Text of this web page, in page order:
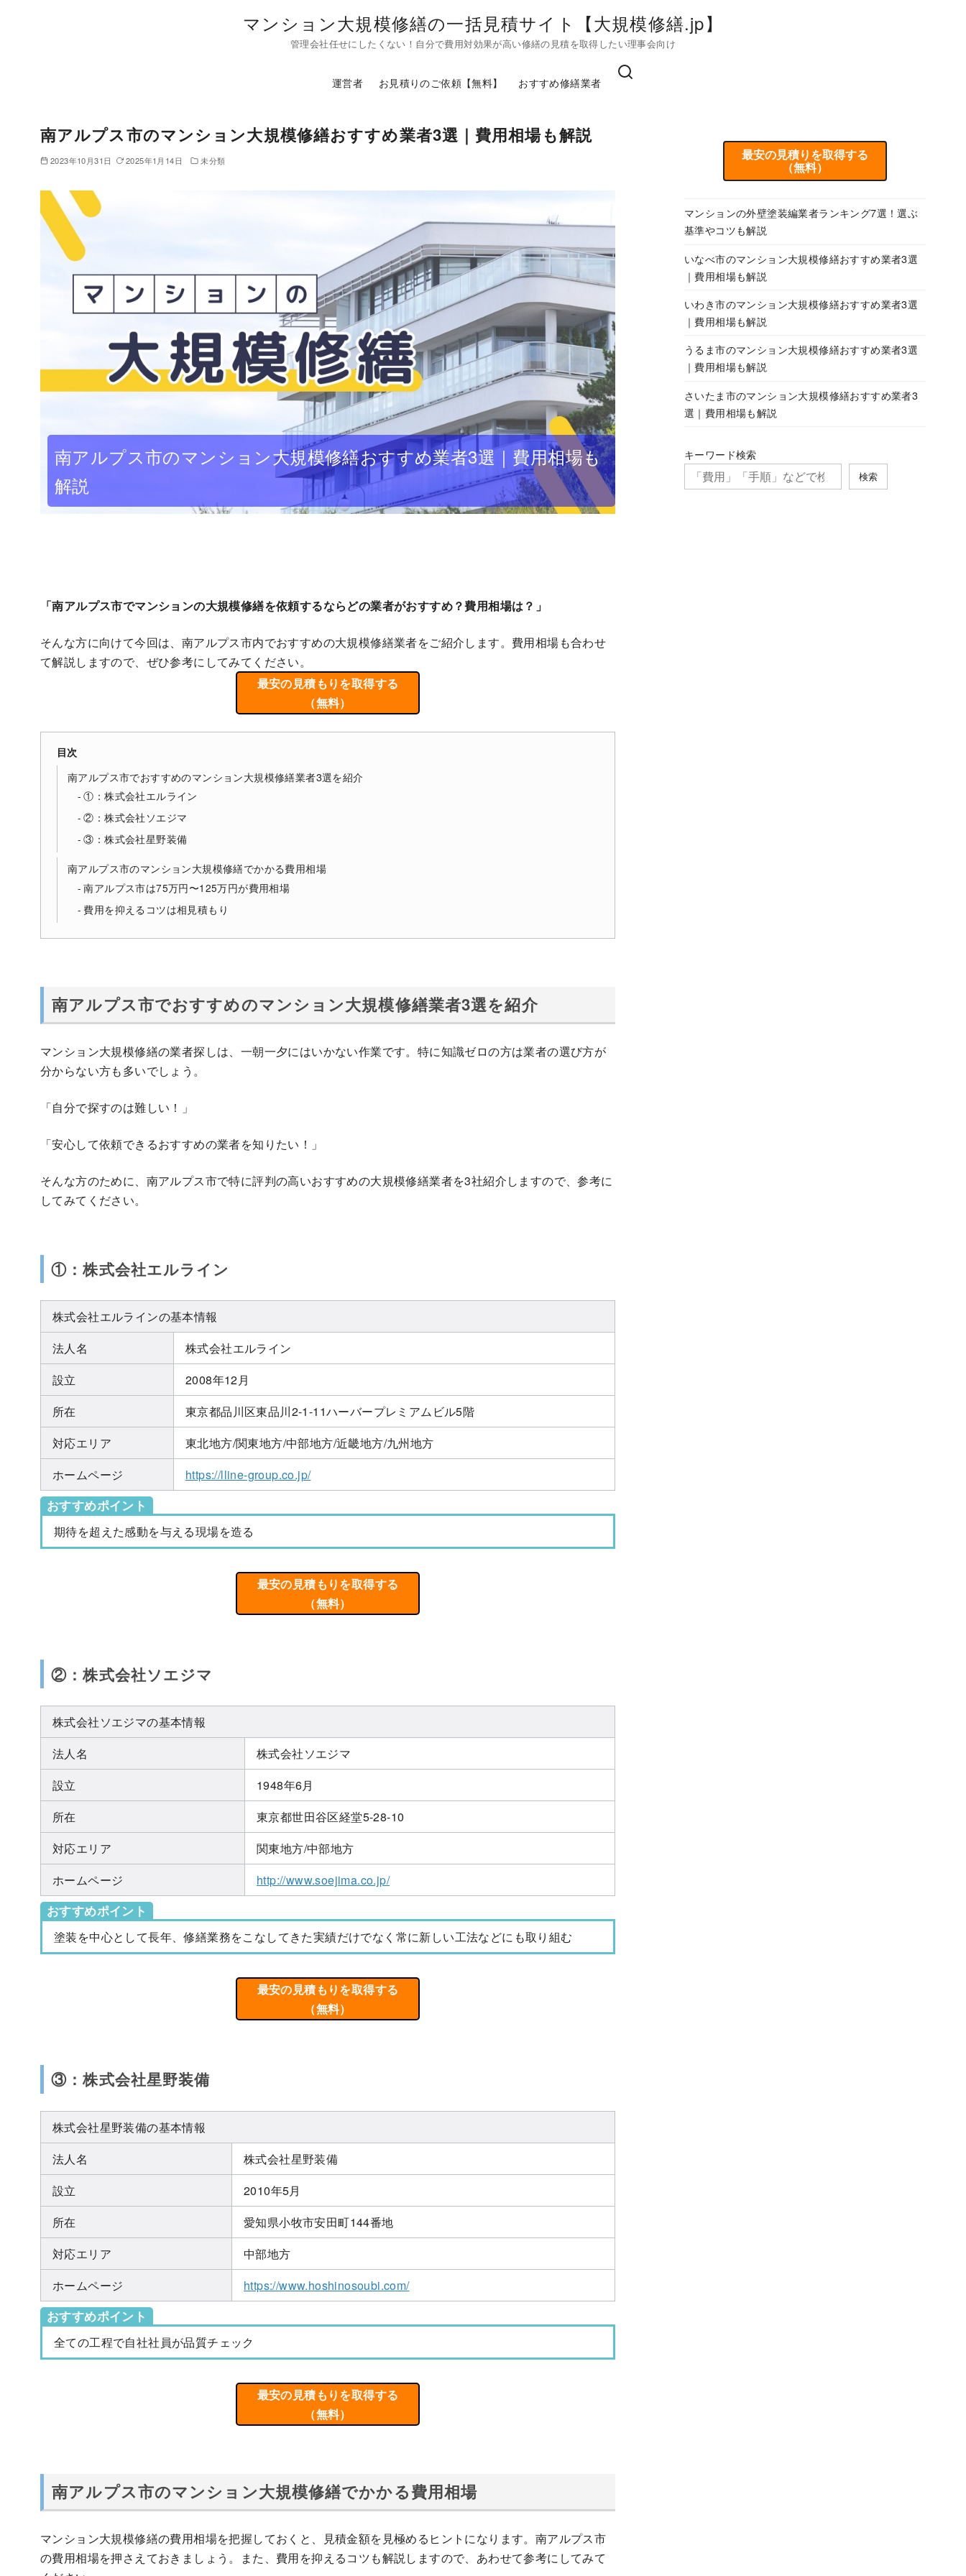
マンション大規模修繕の一括見積サイト【大規模修繕.jp】
管理会社任せにしたくない！自分で費用対効果が高い修繕の見積を取得したい理事会向け
運営者 お見積りのご依頼【無料】 おすすめ修繕業者
南アルプス市のマンション大規模修繕おすすめ業者3選｜費用相場も解説
2023年10月31日 2025年1月14日 未分類
南アルプス市のマンション大規模修繕おすすめ業者3選｜費用相場も
解説
「南アルプス市でマンションの大規模修繕を依頼するならどの業者がおすすめ？費用相場は？」
そんな方に向けて今回は、南アルプス市内でおすすめの大規模修繕業者をご紹介します。費用相場も合わせ
て解説しますので、ぜひ参考にしてみてください。
最安の見積もりを取得する
（無料）
目次
南アルプス市でおすすめのマンション大規模修繕業者3選を紹介
①：株式会社エルライン
②：株式会社ソエジマ
③：株式会社星野装備
南アルプス市のマンション大規模修繕でかかる費用相場
南アルプス市は75万円〜125万円が費用相場
費用を抑えるコツは相見積もり
南アルプス市でおすすめのマンション大規模修繕業者3選を紹介
マンション大規模修繕の業者探しは、一朝一夕にはいかない作業です。特に知識ゼロの方は業者の選び方が
分からない方も多いでしょう。
「自分で探すのは難しい！」
「安心して依頼できるおすすめの業者を知りたい！」
そんな方のために、南アルプス市で特に評判の高いおすすめの大規模修繕業者を3社紹介しますので、参考に
してみてください。
①：株式会社エルライン
株式会社エルラインの基本情報
法人名
株式会社エルライン
設立
2008年12月
所在
東京都品川区東品川2-1-11ハーバープレミアムビル5階
対応エリア
東北地方/関東地方/中部地方/近畿地方/九州地方
ホームページ
https://lline-group.co.jp/
おすすめポイント
期待を超えた感動を与える現場を造る
最安の見積もりを取得する
（無料）
②：株式会社ソエジマ
株式会社ソエジマの基本情報
法人名
株式会社ソエジマ
設立
1948年6月
所在
東京都世田谷区経堂5-28-10
対応エリア
関東地方/中部地方
ホームページ
http://www.soejima.co.jp/
おすすめポイント
塗装を中心として長年、修繕業務をこなしてきた実績だけでなく常に新しい工法などにも取り組む
最安の見積もりを取得する
（無料）
③：株式会社星野装備
株式会社星野装備の基本情報
法人名
株式会社星野装備
設立
2010年5月
所在
愛知県小牧市安田町144番地
対応エリア
中部地方
ホームページ
https://www.hoshinosoubi.com/
おすすめポイント
全ての工程で自社社員が品質チェック
最安の見積もりを取得する
（無料）
南アルプス市のマンション大規模修繕でかかる費用相場
マンション大規模修繕の費用相場を把握しておくと、見積金額を見極めるヒントになります。南アルプス市
の費用相場を押さえておきましょう。また、費用を抑えるコツも解説しますので、あわせて参考にしてみて
最安の見積りを取得する
（無料）
マンションの外壁塗装編業者ランキング7選！選ぶ
基準やコツも解説
いなべ市のマンション大規模修繕おすすめ業者3選
｜費用相場も解説
いわき市のマンション大規模修繕おすすめ業者3選
｜費用相場も解説
うるま市のマンション大規模修繕おすすめ業者3選
｜費用相場も解説
さいたま市のマンション大規模修繕おすすめ業者3
選｜費用相場も解説
キーワード検索
検索